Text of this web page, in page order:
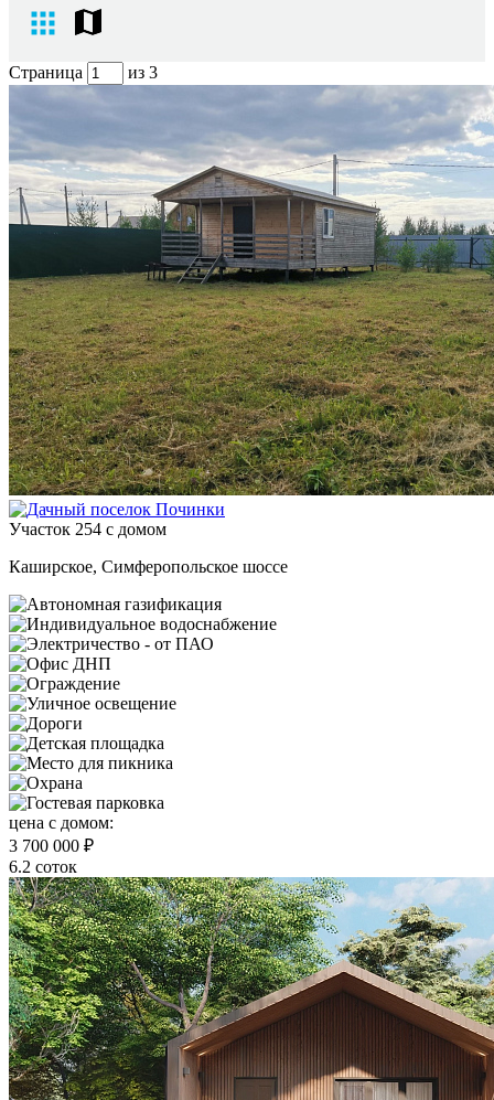
Страница из 3
Участок 254 с домом
Каширское, Симферопольское шоссе
цена c домом:
3 700 000 ₽
6.2 соток